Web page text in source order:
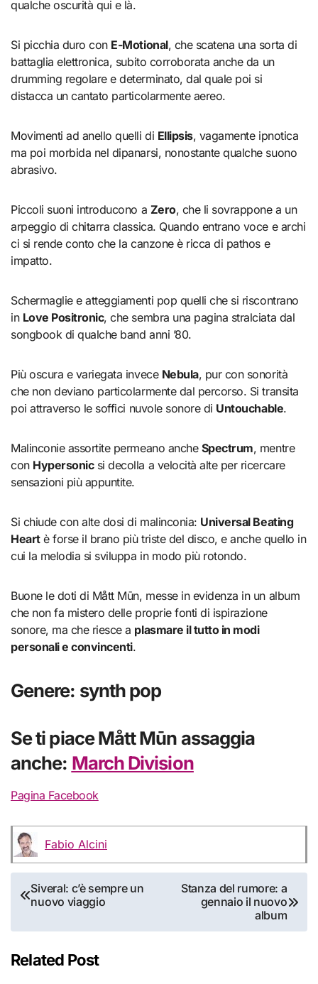
qualche oscurità qui e là.
Si picchia duro con E-Motional, che scatena una sorta di
battaglia elettronica, subito corroborata anche da un
drumming regolare e determinato, dal quale poi si
distacca un cantato particolarmente aereo.
Movimenti ad anello quelli di Ellipsis, vagamente ipnotica
ma poi morbida nel dipanarsi, nonostante qualche suono
abrasivo.
Piccoli suoni introducono a Zero, che li sovrappone a un
arpeggio di chitarra classica. Quando entrano voce e archi
ci si rende conto che la canzone è ricca di pathos e
impatto.
Schermaglie e atteggiamenti pop quelli che si riscontrano
in Love Positronic, che sembra una pagina stralciata dal
songbook di qualche band anni ’80.
Più oscura e variegata invece Nebula, pur con sonorità
che non deviano particolarmente dal percorso. Si transita
poi attraverso le soffici nuvole sonore di Untouchable.
Malinconie assortite permeano anche Spectrum, mentre
con Hypersonicsi decolla a velocità alte per ricercare
sensazioni più appuntite.
Si chiude con alte dosi di malinconia: Universal Beating
Heartè forse il brano più triste del disco, e anche quello in
cui la melodia si sviluppa in modo più rotondo.
Buone le doti di Mått Mūn, messe in evidenza in un album
che non fa mistero delle proprie fonti di ispirazione
sonore, ma che riesce a plasmare il tutto in modi
personali e convincenti.
Genere: synth pop
Se ti piace Mått Mūn assaggia
anche: March Division
Pagina Facebook
Fabio Alcini
Navigazione
articoli
Siveral: c’è sempre un
nuovo viaggio
Stanza del rumore: a
gennaio il nuovo
album
Related Post